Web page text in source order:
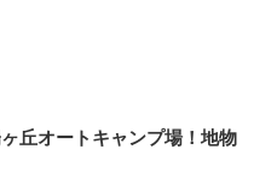
丘オートキャンプ場！地物